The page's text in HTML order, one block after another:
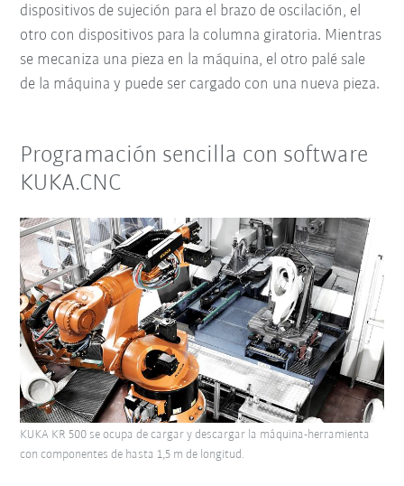
dispositivos de sujeción para el brazo de oscilación, el
otro con dispositivos para la columna giratoria. Mientras
se mecaniza una pieza en la máquina, el otro palé sale
de la máquina y puede ser cargado con una nueva pieza.
Programación sencilla con software
KUKA.CNC
KUKA KR 500 se ocupa de cargar y descargar la máquina-herramienta
con componentes de hasta 1,5 m de longitud.